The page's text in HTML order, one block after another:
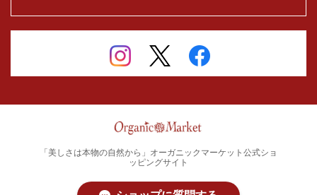
「美しさは本物の自然から」オーガニックマーケット公式ショ
ッピングサイト